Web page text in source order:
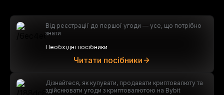
Від реєстрації до першої угоди — усе, що потрібно
знати
Необхідні посібники
Читати посібники
Дізнайтеся, як купувати, продавати криптовалюту та
здійснювати угоди з криптовалютою на Bybit